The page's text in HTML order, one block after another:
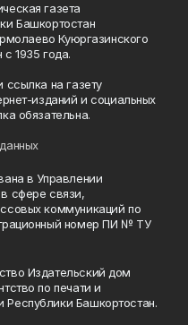
газета
Башкортостан
Куюргазинского
1935 года.
ссылка на газету
изданий и социальных
обязательна.
в Управлении
сфере связи,
коммуникаций по
номер ПИ № ТУ
Издательский дом
по печати и
Башкортостан.